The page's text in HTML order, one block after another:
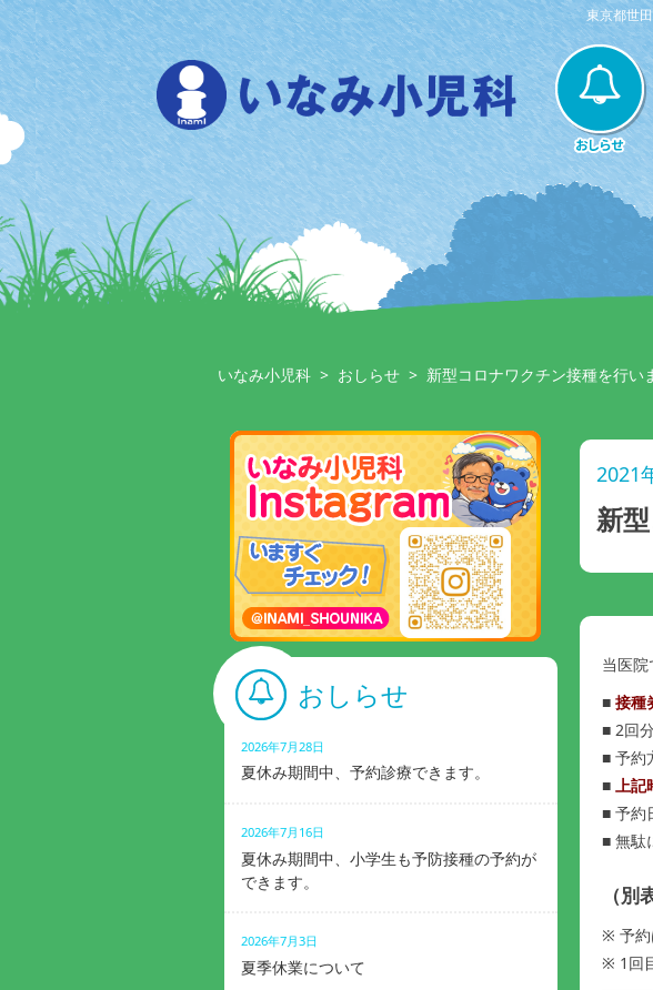
Skip
to
content
東京都世
いなみ小児科 > おしらせ > 新型コロナワクチン接種を行い
2021
新
当医院
■ 接種
■ 2回
■ 予約
■ 上
■ 予約
■ 無駄
（
※ 予約
※ 1回
おしらせ
2026年7月28日
夏休み期間中、予約診療できます。
2026年7月16日
夏休み期間中、小学生も予防接種の予約が
できます。
2026年7月3日
夏季休業について